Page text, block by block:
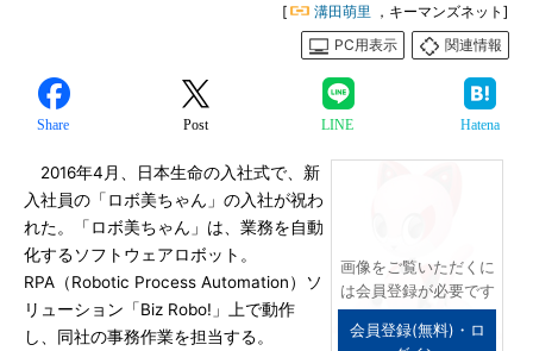
[ 溝田萌里 ，キーマンズネット]
PC用表示
関連情報
Share Post LINE Hatena
画像をご覧いただくに
は会員登録が必要です
会員登録(無料)・ロ
2016年4月、日本生命の入社式で、新
入社員の「ロボ美ちゃん」の入社が祝わ
れた。「ロボ美ちゃん」は、業務を自動
化するソフトウェアロボット。
RPA（Robotic Process Automation）ソ
リューション「Biz Robo!」上で動作
し、同社の事務作業を担当する。